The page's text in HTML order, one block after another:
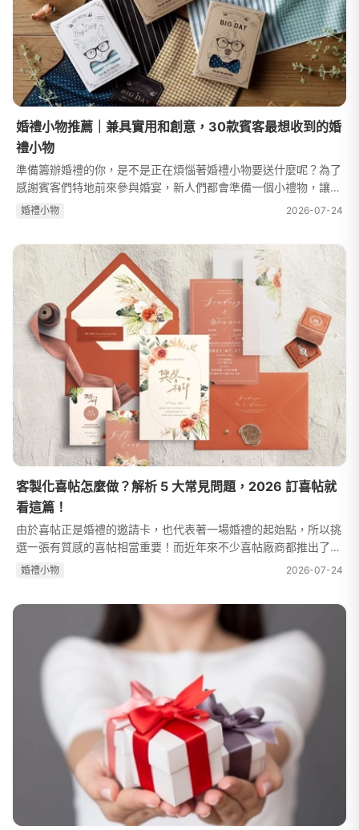
婚禮小物推薦｜兼具實用和創意，30款賓客最想收到的婚
禮小物
準備籌辦婚禮的你，是不是正在煩惱著婚禮小物要送什麼呢？為了
感謝賓客們特地前來參與婚宴，新人們都會準備一個小禮物，讓他
們也能得到來自新人的祝福，同時感謝他們的出席。婚禮小物的由
婚禮⼩物 2026-07-24
客製化喜帖怎麼做？解析 5 大常見問題，2026 訂喜帖就
看這篇！
由於喜帖正是婚禮的邀請卡，也代表著一場婚禮的起始點，所以挑
選一張有質感的喜帖相當重要！而近年來不少喜帖廠商都推出了客
製化服務，希望能透過特別的創意喜帖設計，將結婚的喜悅與幸福
婚禮⼩物 2026-07-24